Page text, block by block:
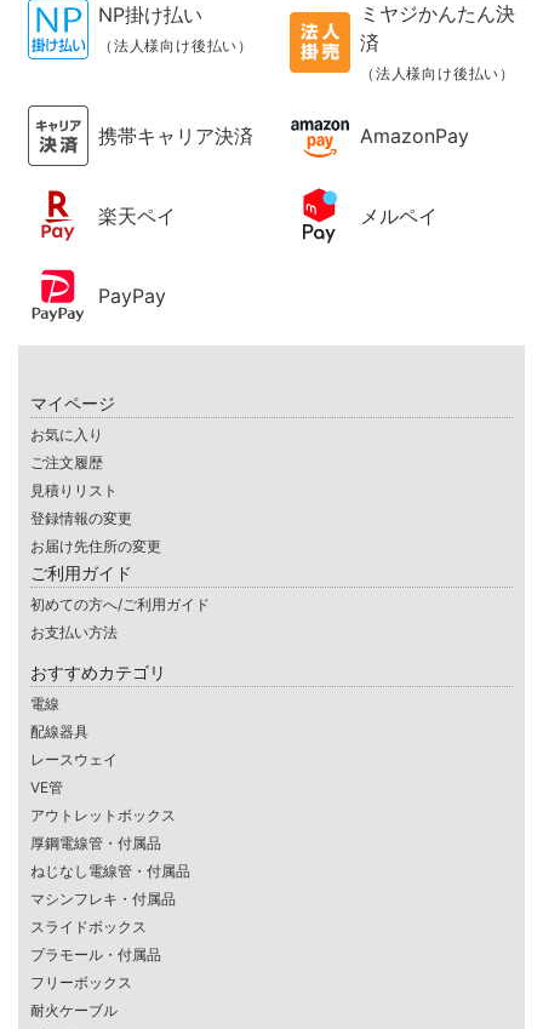
NP掛け払い
（法人様向け後払い）
ミヤジかんたん決
済
（法人様向け後払い）
携帯キャリア決済 AmazonPay
楽天ペイ メルペイ
PayPay
マイページ
お気に入り
ご注文履歴
見積りリスト
登録情報の変更
お届け先住所の変更
ご利用ガイド
初めての方へ/ご利用ガイド
お支払い方法
おすすめカテゴリ
電線
配線器具
レースウェイ
VE管
アウトレットボックス
厚鋼電線管・付属品
ねじなし電線管・付属品
マシンフレキ・付属品
スライドボックス
プラモール・付属品
フリーボックス
耐火ケーブル